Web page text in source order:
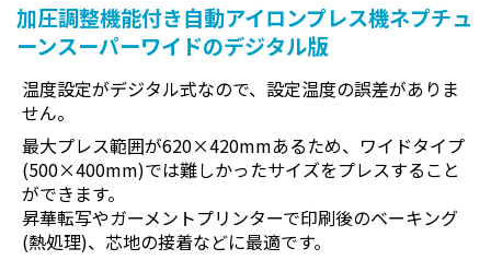
加圧調整機能付き自動アイロンプレス機ネプチュ
ーンスーパーワイドのデジタル版
温度設定がデジタル式なので、設定温度の誤差がありま
せん。
最大プレス範囲が620×420mmあるため、ワイドタイプ
(500×400mm)では難しかったサイズをプレスすること
ができます。
昇華転写やガーメントプリンターで印刷後のベーキング
(熱処理)、芯地の接着などに最適です。